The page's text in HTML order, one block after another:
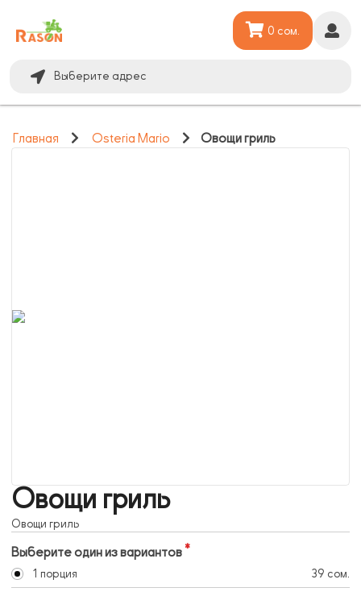
Выберите адрес
0 сом.
Главная Osteria Mario Овощи гриль
Овощи гриль
Овощи гриль
Выберите один из вариантов
1 порция 39 сом.